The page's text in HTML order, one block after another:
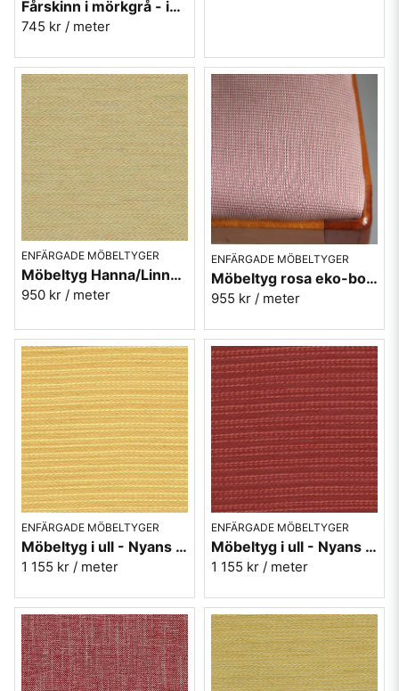
Fårskinn i mörkgrå - imitation - Gute 456
745 kr / meter
ENFÄRGADE MÖBELTYGER
Möbeltyg Hanna/Linnea gul/beige nr.16 - Carl Malmstens-kvalitet
950 kr / meter
ENFÄRGADE MÖBELTYGER
Möbeltyg rosa eko-bomull - Alice nr.30 Berghem
955 kr / meter
ENFÄRGADE MÖBELTYGER
Möbeltyg i ull - Nyans gul nr.10 - Berghem
1 155 kr / meter
ENFÄRGADE MÖBELTYGER
Möbeltyg i ull - Nyans röd nr.30 - Berghem
1 155 kr / meter